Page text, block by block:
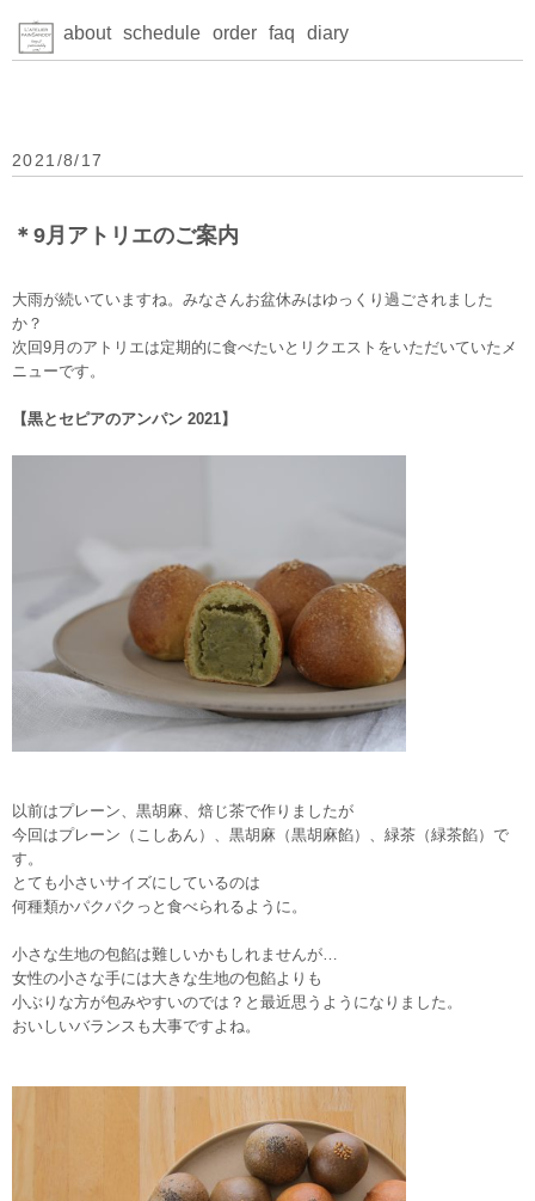
about schedule order faq diary
2021/8/17
＊9月アトリエのご案内
大雨が続いていますね。みなさんお盆休みはゆっくり過ごされました
か？
次回9月のアトリエは定期的に食べたいとリクエストをいただいていたメ
ニューです。
【黒とセピアのアンパン 2021】
以前はプレーン、黒胡麻、焙じ茶で作りましたが
今回はプレーン（こしあん）、黒胡麻（黒胡麻餡）、緑茶（緑茶餡）で
す。
とても小さいサイズにしているのは
何種類かパクパクっと食べられるように。
小さな生地の包餡は難しいかもしれませんが…
女性の小さな手には大きな生地の包餡よりも
小ぶりな方が包みやすいのでは？と最近思うようになりました。
おいしいバランスも大事ですよね。